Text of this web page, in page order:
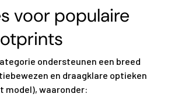
voor populaire
ondersteunen een breed
en draagklare optieken
model), waaronder: